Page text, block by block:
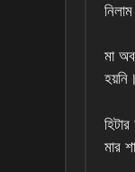
মা
মার